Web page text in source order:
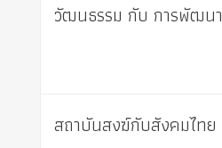
วัฒนธรรม กับ การพัฒนา
สถาบันสงฆ์กับสังคมไทย